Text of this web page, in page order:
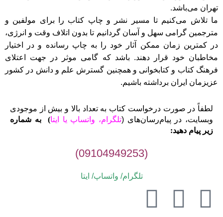
تهران می‌باشد.
ما تلاش می‌کنیم تا مسیر نشر و چاپ کتاب را برای مولفین و
مترجمین گرامی سهل و آسان گردانیم تا بدون اتلاف وقت و انرژی،
در کمترین زمان ممکن آثار خود را به چاپ رسانده و در اختیار
مخاطبان خود قرار دهند. باشد که گامی موثر در جهت اعتلای
فرهنگ کتاب و کتابخوانی و همچنین گسترش علم و دانش در کشور
عزیزمان ایران برداشته باشیم.
لطفاً در صورت درخواست کتاب به تعداد بالا و بیش از موجودی
وبسایت، در پیام‌رسان‌های (تلگرام، واتساپ یا ایتا)
به شماره
زیر پیام دهید:
(09104949253)
تلگرام/ واتساپ/ ایتا